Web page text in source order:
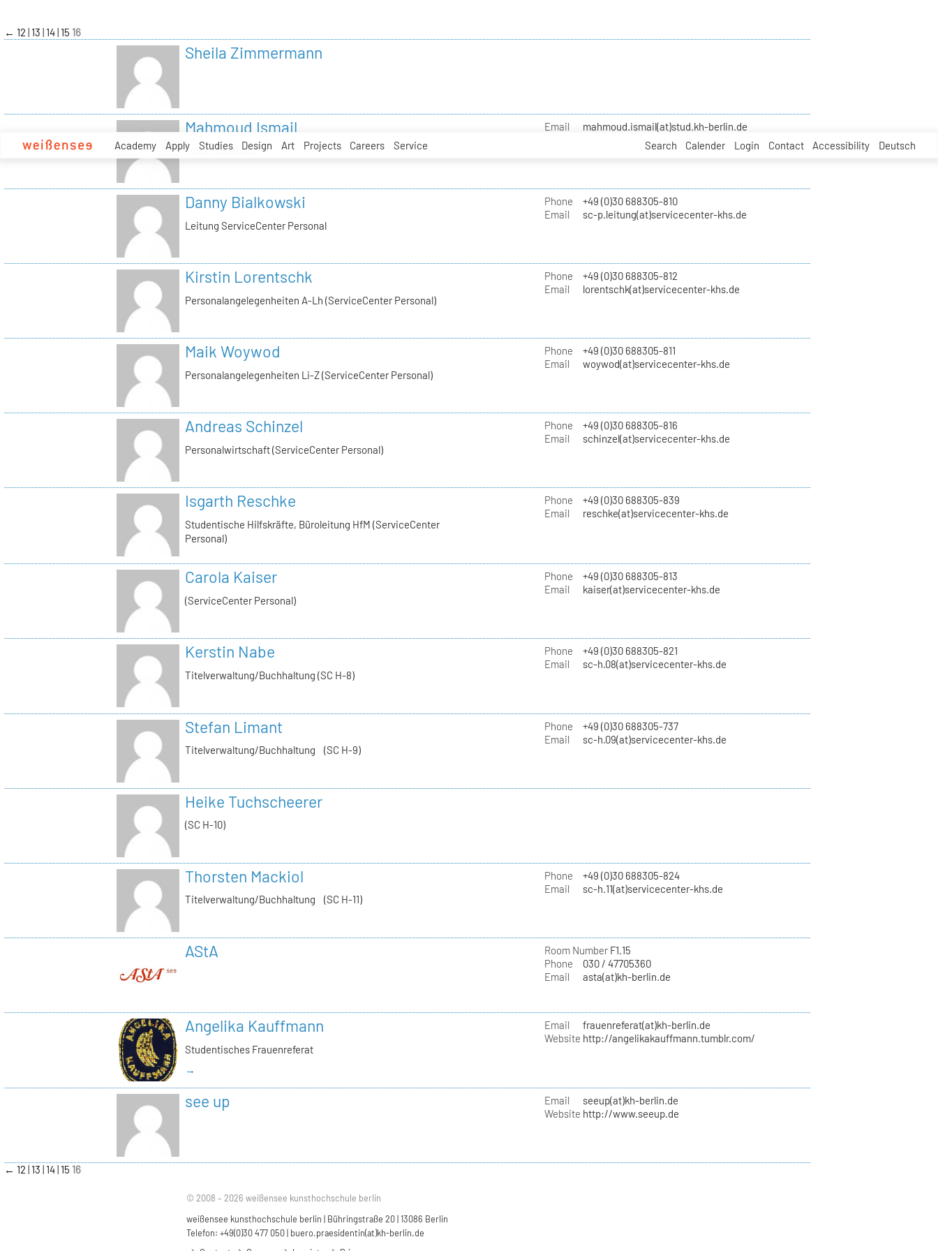
Academy Apply Studies Design Art Projects Careers Service Search Calender Login Contact Accessibility Deutsch
← 12 13 14 15 16
Sheila Zimmermann
Mahmoud Ismail
Tutor Tonstudio
Email mahmoud.ismail(at)stud.kh-berlin.de
Danny Bialkowski
Leitung ServiceCenter Personal
Phone
+49 (0)30 688305-810
Email
sc-p.leitung(at)servicecenter-khs.de
Kirstin Lorentschk
Personalangelegenheiten A-Lh (ServiceCenter Personal)
Phone
+49 (0)30 688305-812
Email
lorentschk(at)servicecenter-khs.de
Maik Woywod
Personalangelegenheiten Li-Z (ServiceCenter Personal)
Phone
+49 (0)30 688305-811
Email
woywod(at)servicecenter-khs.de
Andreas Schinzel
Personalwirtschaft (ServiceCenter Personal)
Phone
+49 (0)30 688305-816
Email
schinzel(at)servicecenter-khs.de
Isgarth Reschke
Studentische Hilfskräfte, Büroleitung HfM (ServiceCenter
Personal)
Phone
+49 (0)30 688305-839
Email
reschke(at)servicecenter-khs.de
Carola Kaiser
(ServiceCenter Personal)
Phone
+49 (0)30 688305-813
Email
kaiser(at)servicecenter-khs.de
Kerstin Nabe
Titelverwaltung/Buchhaltung (SC H-8)
Phone
+49 (0)30 688305-821
Email
sc-h.08(at)servicecenter-khs.de
Stefan Limant
Titelverwaltung/Buchhaltung (SC H-9)
Phone
+49 (0)30 688305-737
Email
sc-h.09(at)servicecenter-khs.de
Heike Tuchscheerer
(SC H-10)
Thorsten Mackiol
Titelverwaltung/Buchhaltung (SC H-11)
Phone
+49 (0)30 688305-824
Email
sc-h.11(at)servicecenter-khs.de
AStA Room NumberF1.15
Phone
030 / 47705360
Email
asta(at)kh-berlin.de
Angelika Kauffmann
Studentisches Frauenreferat
→
Email
frauenreferat(at)kh-berlin.de
Website http://angelikakauffmann.tumblr.com/
see up Email
seeup(at)kh-berlin.de
Website http://www.seeup.de
← 12 13 14 15 16
© 2008 – 2026 weißensee kunsthochschule berlin
weißensee kunsthochschule berlin | Bühringstraße 20 | 13086 Berlin
Telefon: +49(0)30 477 050 | buero.praesidentin(at)kh-berlin.de